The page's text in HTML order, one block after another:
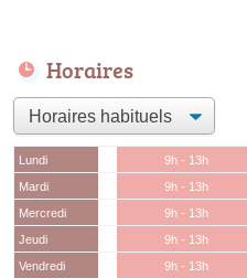
Horaires
Lundi 9h - 13h
Mardi
9h - 13h
Mercredi
9h - 13h
Jeudi
9h - 13h
Vendredi
9h - 13h